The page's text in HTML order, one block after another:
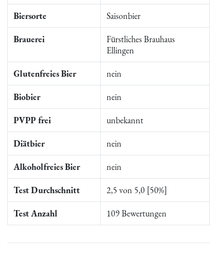
Biersorte Saisonbier
Brauerei
Fürstliches Brauhaus
Ellingen
Glutenfreies Bier nein
Biobier nein
PVPP frei unbekannt
Diätbier nein
Alkoholfreies Bier nein
Test Durchschnitt 2,5 von 5,0 [50%]
Test Anzahl 109 Bewertungen